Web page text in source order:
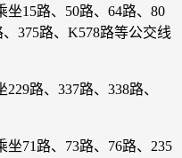
坐15路、50路、64路、80
375路、K578路等公交线
路、337路、338路、
71路、73路、76路、235